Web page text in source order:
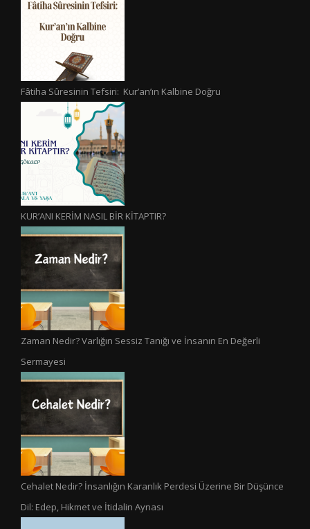
Fâtiha Sûresinin Tefsiri: Kur’an’ın Kalbine Doğru
KUR’ANI KERİM NASIL BİR KİTAPTIR?
Zaman Nedir? Varlığın Sessiz Tanığı ve İnsanın En Değerli
Sermayesi
Cehalet Nedir? İnsanlığın Karanlık Perdesi Üzerine Bir Düşünce
Dil: Edep, Hikmet ve İtidalin Aynası